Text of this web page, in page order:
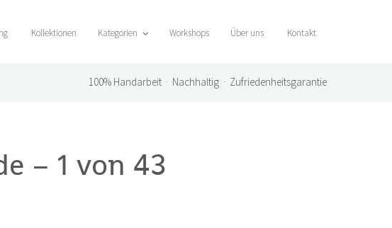
Kollektionen Kategorien Workshops Über uns Kontakt
100% Handarbeit · Nachhaltig · Zufriedenheitsgarantie
– 1 von 43